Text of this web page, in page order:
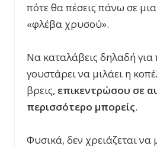
πότε θα πέσεις πάνω σε
«φλέβα χρυσού».
Να καταλάβεις δηλαδή για
γουστάρει να μιλάει η
βρεις, επικεντρώσου σε
περισσότερο μπορείς.
Φυσικά, δεν χρειάζεται να